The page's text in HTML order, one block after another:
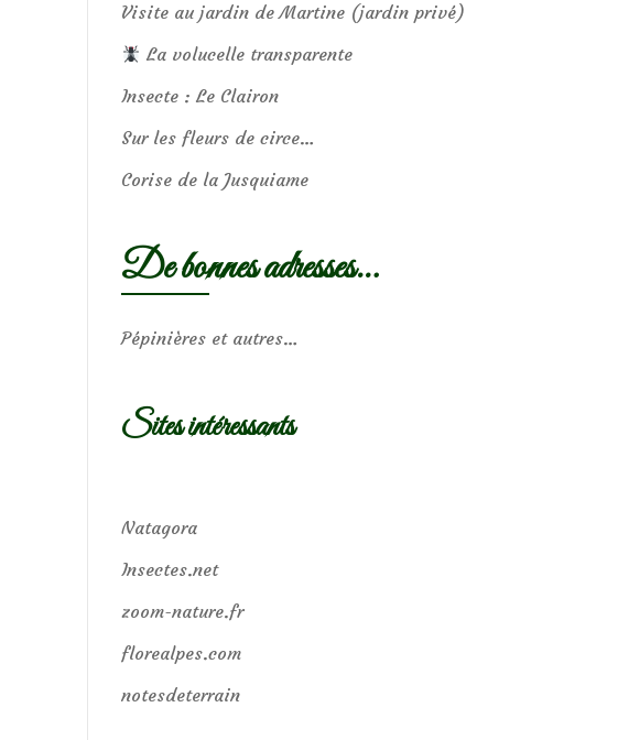
Visite au jardin de Martine (jardin privé)
La volucelle transparente
Insecte : Le Clairon
Sur les fleurs de circe…
Corise de la Jusquiame
De bonnes adresses…
Pépinières et autres…
Sites intéressants
Natagora
Insectes.net
zoom-nature.fr
florealpes.com
notesdeterrain